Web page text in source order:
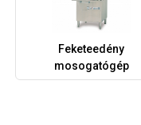
Feketeedény
mosogatógép